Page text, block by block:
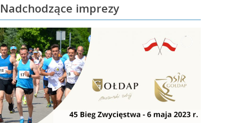
Nadchodzące imprezy